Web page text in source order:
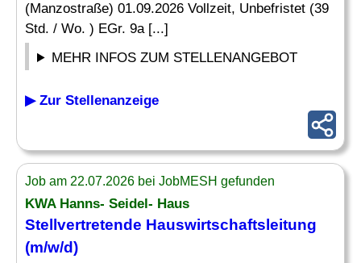
(Manzostraße) 01.09.2026 Vollzeit, Unbefristet (39
Std. / Wo. ) EGr. 9a [...]
MEHR INFOS ZUM STELLENANGEBOT
▶ Zur Stellenanzeige
Job am 22.07.2026 bei JobMESH gefunden
KWA Hanns- Seidel- Haus
Stellvertretende Hauswirtschaftsleitung
(m/w/d)